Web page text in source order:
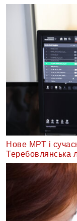
Нове МРТ і
Теребовлянська